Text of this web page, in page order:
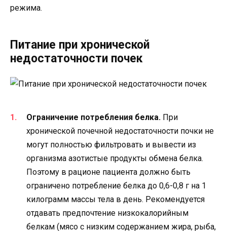
режима.
Питание при хронической
недостаточности почек
Ограничение потребления белка. При
хронической почечной недостаточности почки не
могут полностью фильтровать и вывести из
организма азотистые продукты обмена белка.
Поэтому в рационе пациента должно быть
ограничено потребление белка до 0,6-0,8 г на 1
килограмм массы тела в день. Рекомендуется
отдавать предпочтение низкокалорийным
белкам (мясо с низким содержанием жира, рыба,